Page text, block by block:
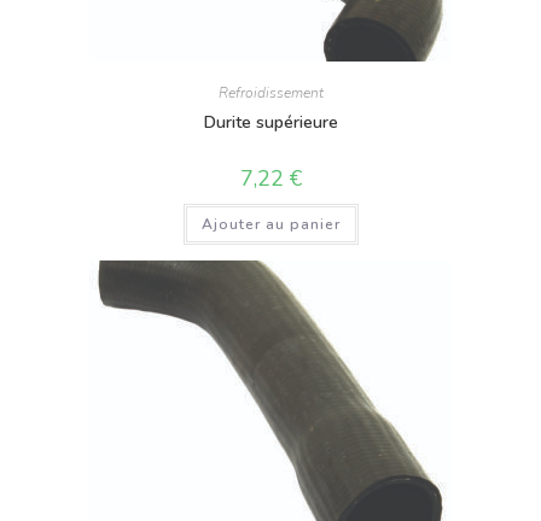
Refroidissement
Durite supérieure
7,22 €
Ajouter au panier